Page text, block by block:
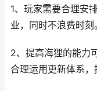
1、玩家需要合理安
业，同时不浪费时刻
2、提高海狸的能力
合理运用更新体系，